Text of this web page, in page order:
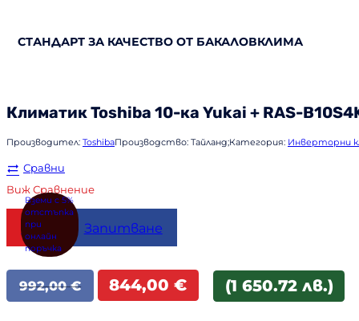
СТАНДАРТ ЗА КАЧЕСТВО ОТ БАКАЛОВКЛИМА
КлиматикToshiba 10-ка Yukai + RAS-
Производител: ToshibaПроизводство: Тайланд;Категория: Инверторни
Сравни
Виж Сравнение
Купи Запитване
992,00€
Original
price
844,00€
Текущата
цена
(1 650.72 лв.)